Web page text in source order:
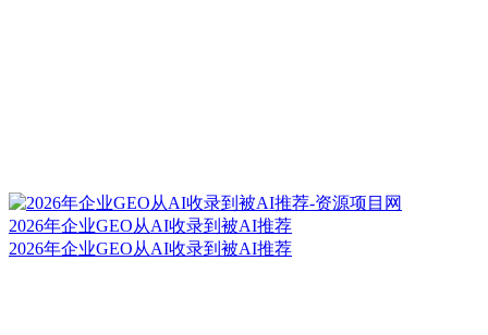
2026年企业GEO从AI收录到被AI推荐
2026年企业GEO从AI收录到被AI推荐